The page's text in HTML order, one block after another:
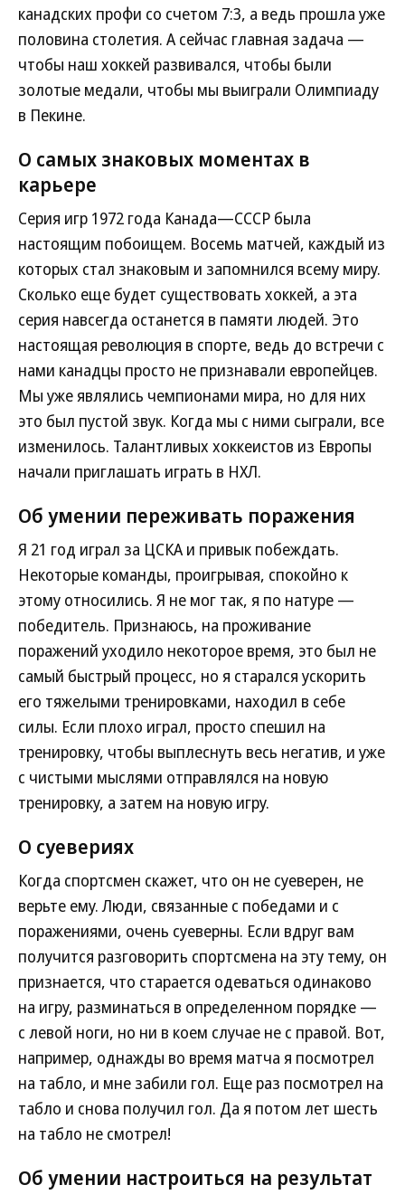
канадских профи со счетом 7:3, а ведь прошла уже
половина столетия. А сейчас главная задача —
чтобы наш хоккей развивался, чтобы были
золотые медали, чтобы мы выиграли Олимпиаду
в Пекине.
О самых знаковых моментах в
карьере
Серия игр 1972 года Канада—СССР была
настоящим побоищем. Восемь матчей, каждый из
которых стал знаковым и запомнился всему миру.
Сколько еще будет существовать хоккей, а эта
серия навсегда останется в памяти людей. Это
настоящая революция в спорте, ведь до встречи с
нами канадцы просто не признавали европейцев.
Мы уже являлись чемпионами мира, но для них
это был пустой звук. Когда мы с ними сыграли, все
изменилось. Талантливых хоккеистов из Европы
начали приглашать играть в НХЛ.
Об умении переживать поражения
Я 21 год играл за ЦСКА и привык побеждать.
Некоторые команды, проигрывая, спокойно к
этому относились. Я не мог так, я по натуре —
победитель. Признаюсь, на проживание
поражений уходило некоторое время, это был не
самый быстрый процесс, но я старался ускорить
его тяжелыми тренировками, находил в себе
силы. Если плохо играл, просто спешил на
тренировку, чтобы выплеснуть весь негатив, и уже
с чистыми мыслями отправлялся на новую
тренировку, а затем на новую игру.
О суевериях
Когда спортсмен скажет, что он не суеверен, не
верьте ему. Люди, связанные с победами и с
поражениями, очень суеверны. Если вдруг вам
получится разговорить спортсмена на эту тему, он
признается, что старается одеваться одинаково
на игру, разминаться в определенном порядке —
с левой ноги, но ни в коем случае не с правой. Вот,
например, однажды во время матча я посмотрел
на табло, и мне забили гол. Еще раз посмотрел на
табло и снова получил гол. Да я потом лет шесть
на табло не смотрел!
Об умении настроиться на результат